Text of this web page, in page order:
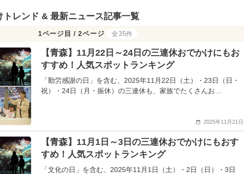
トレンド & 最新ニュース記事一覧
1ページ目 / 2ページ 全35件
【青森】11月22日～24日の三連休おでかけにもお
すすめ！人気スポットランキング
「勤労感謝の日」を含む、2025年11月22日（土）・23日（日・
祝）・24日（月・振休）の三連休も、家族でたくさんお…
2025年11月21日
【青森】11月1日～3日の三連休おでかけにもおす
すめ！人気スポットランキング
「文化の日」を含む、2025年11月1日（土）・2日（日）・3日